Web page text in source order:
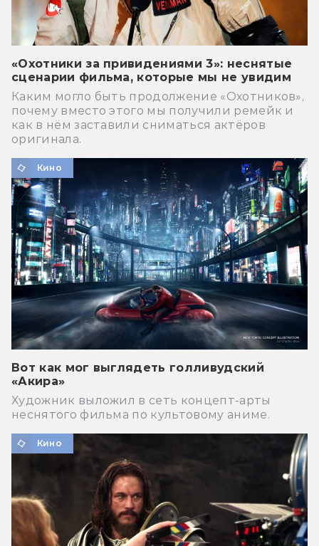
«Охотники за привидениями 3»: неснятые
сценарии фильма, которые мы не увидим
Каким могло быть продолжение «Охотников»,
почему вместо этого мы получили ремейк и
как в нём заставили сниматься актёров
оригинала.
Кино
Вот как мог выглядеть голливудский
«Акира»
Художник выложил в сеть концепт-арты
неснятого фильма по культовому аниме.
Кино